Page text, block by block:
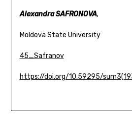
Alexandra SAFRONOVA,
Moldova State University
45_Safranov
https://doi.org/10.59295/